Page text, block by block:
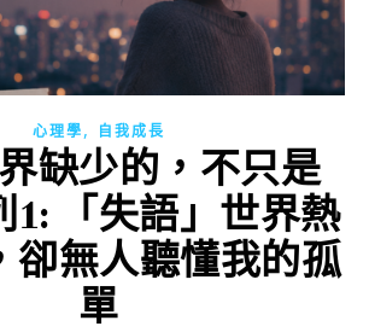
心理學, 自我成長
界缺少的，不只是
1: 「失語」世界熱
卻無人聽懂我的孤
單